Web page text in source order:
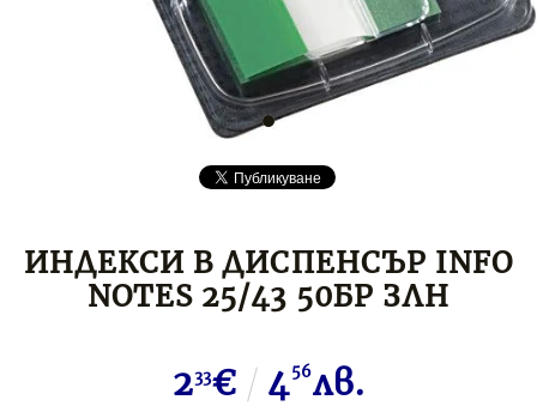
ИНДЕКСИ В ДИСПЕНСЪР INFO
NOTES 25/43 50БР ЗЛН
233€ 456лв.